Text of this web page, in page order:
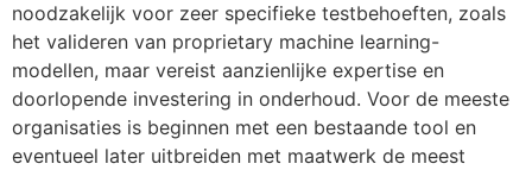
noodzakelijk voor zeer specifieke testbehoeften, zoals
het valideren van proprietary machine learning-
modellen, maar vereist aanzienlijke expertise en
doorlopende investering in onderhoud. Voor de meeste
organisaties is beginnen met een bestaande tool en
eventueel later uitbreiden met maatwerk de meest